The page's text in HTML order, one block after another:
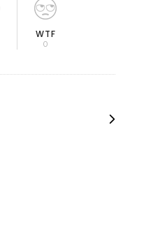
WTF
0